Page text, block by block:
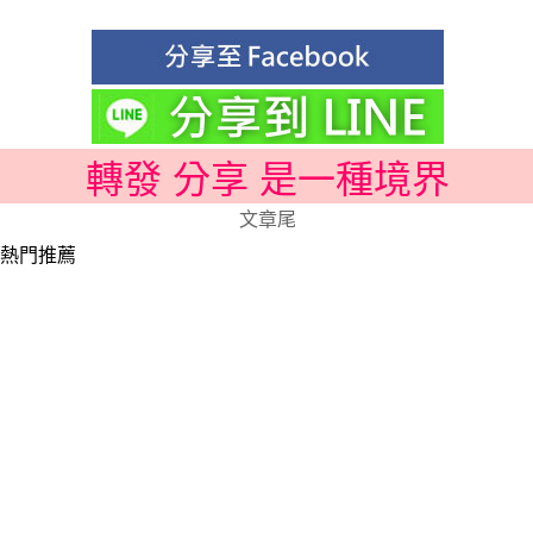
轉發 分享 是一種境界
文章尾
熱門推薦